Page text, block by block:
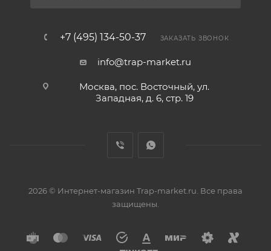
+7 (495) 134-50-37 ЗАКАЗАТЬ ЗВОНОК
info@trap-market.ru
Москва, пос. Восточный, ул.
Западная, д. 6, стр. 19
2026 © Интернет-магазин Trap-market.ru. Все права
защищены.